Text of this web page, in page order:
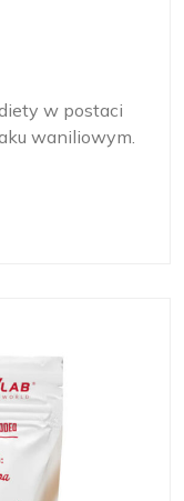
w postaci
waniliowym.